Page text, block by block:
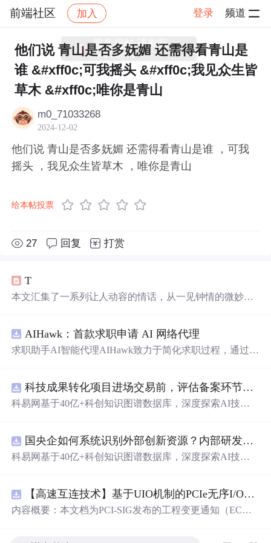
前端社区 加入 登录 频道
社区 前端社区 感慨 帖子详情
他们说 青山是否多妩媚 还需得看青山是
谁 &#xff0c;可我摇头 &#xff0c;我见众生皆
草木 &#xff0c;唯你是青山
m0_71033268
2024-12-02
他们说 青山是否多妩媚 还需得看青山是谁 ，可我
摇头 ，我见众生皆草木 ，唯你是青山
给本帖投票
27 回复 打赏
T
本文汇集了一系列让人动容的情话，从一见钟情的微妙到
都能触动人心。
AIHawk：首款求职申请 AI 网络代理
求职助手AI智能代理AIHawk致力于简化求职过程，通过自
科技成果转化项目进场交易前，评估备案环节需要准备哪些材料？.docx
科易网基于40亿+科创知识图谱数据库，深度探索AI技术
新领域的AI+数智化解决方案，推动科技创新与产业创新
智能化发展。
国央企如何系统识别外部创新资源？内部研发体系完善，但对外部高校、中小科技企业技术能力缺乏动态认知。.docx
科易网基于40亿+科创知识图谱数据库，深度探索AI技术
新领域的AI+数智化解决方案，推动科技创新与产业创新
智能化发展。
【高速互连技术】基于UIO机制的PCIe无序I/O扩展：多路径架构下内存请求的高性能传输与排序控制方案设计
内容概要：本文档为PCI-SIG发布的工程变更通知（EC
服务超时,请刷新
页面重试